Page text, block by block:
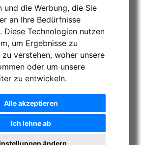
und die Werbung, die Sie
an Ihre Bedürfnisse
Diese Technologien nutzen
um Ergebnisse zu
zu verstehen, woher unsere
oder um unsere
zu entwickeln.
Alle akzeptieren
Ich lehne ab
ändern
STATIVE